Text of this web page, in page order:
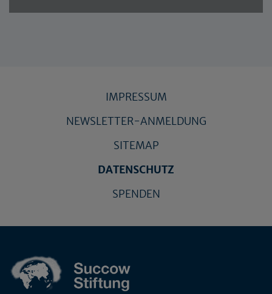
IMPRESSUM
NEWSLETTER-ANMELDUNG
SITEMAP
DATENSCHUTZ
SPENDEN